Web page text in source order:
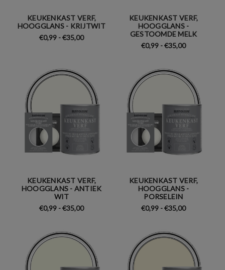
KEUKENKAST VERF,
HOOGGLANS - KRIJTWIT
€0,99 - €35,00
KEUKENKAST VERF,
HOOGGLANS -
GESTOOMDE MELK
€0,99 - €35,00
KEUKENKAST VERF,
HOOGGLANS - ANTIEK
WIT
€0,99 - €35,00
KEUKENKAST VERF,
HOOGGLANS -
PORSELEIN
€0,99 - €35,00